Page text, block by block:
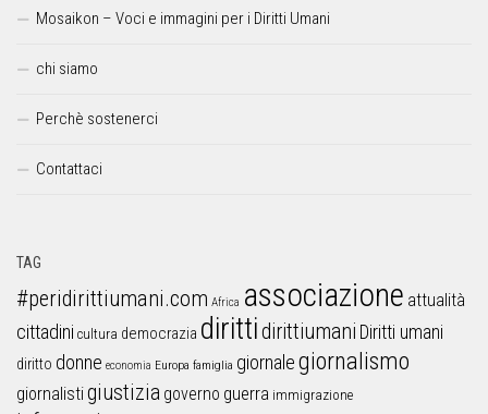
Mosaikon – Voci e immagini per i Diritti Umani
chi siamo
Perchè sostenerci
Contattaci
TAG
#peridirittiumani.com Africa associazione attualità
cittadini cultura democrazia dirittidirittiumani Diritti umani
diritto donne economia Europa famiglia giornalegiornalismo
giornalistigiustizia governo guerra immigrazione